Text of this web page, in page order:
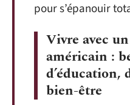
pour s’épanouir
Vivre avec
américain :
d’éducation,
bien-être